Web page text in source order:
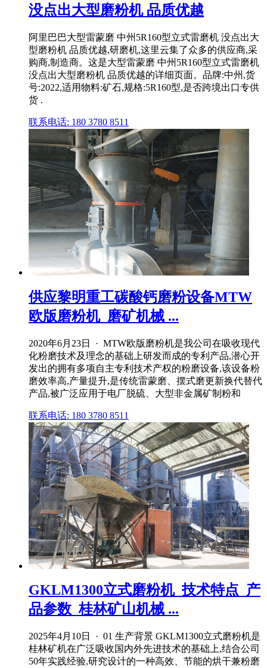
没点出大型磨粉机 品质优越
阿里巴巴大型雷蒙磨 中州5R160型立式雷磨机 没点出大
型磨粉机 品质优越,研磨机,这里云集了众多的供应商,采
购商,制造商。这是大型雷蒙磨 中州5R160型立式雷磨机
没点出大型磨粉机 品质优越的详细页面。品牌:中州,货
号:2022,适用物料:矿石,规格:5R160型,是否跨境出口专供
货 .
联系电话: 180 3780 8511
供应黎明重工碳酸钙磨粉设备MTW
欧版磨粉机_磨矿机械 ...
2020年6月23日 · MTW欧版磨粉机是我公司在吸收现代
化粉磨技术及理念的基础上研发而成的专利产品,潜心开
发出的拥有多项自主专利技术产权的粉磨设备,该设备粉
磨效率高,产量提升,是传统雷蒙磨、摆式磨更新换代替代
产品,被广泛应用于电厂脱硫、大型非金属矿制粉和
联系电话: 180 3780 8511
GKLM1300立式磨粉机_技术特点_产
品参数_桂林矿山机械 ...
2025年4月10日 · 01 生产背景 GKLM1300立式磨粉机是
桂林矿机在广泛吸收国内外先进技术的基础上,结合公司
50年实践经验,研究设计的一种高效、节能的烘干兼粉磨